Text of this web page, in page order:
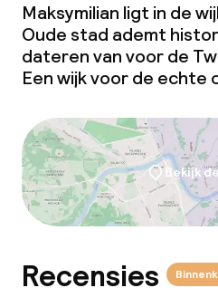
Maksymilian ligt in de
Oude stad ademt
dateren van voor de
Een wijk voor de echte
Bekijk
Recensies